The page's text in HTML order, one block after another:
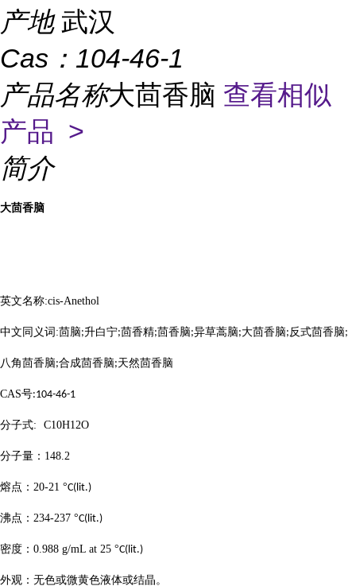
产地 武汉
Cas： 104-46-1
产品名称大茴香脑 查看相似
产品 >
简介
大茴香脑
英文名称:cis-Anethol
中文同义词 :茴脑;升白宁;茴香精;茴香脑;异草蒿脑;大茴香脑;反式茴香脑;
八角茴香脑;合成茴香脑;天然茴香脑
CAS号:104-46-1
分子式: C10H12O
分子量： 148.2
熔点： 20-21 °C(lit.)
沸点： 234-237 °C(lit.)
密度： 0.988 g/mL at 25 °C(lit.)
外观：无色或微黄色液体或结晶。